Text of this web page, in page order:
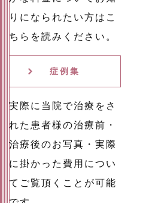
りになられたい方はこ
ちらを読みください。
症例集
実際に当院で治療をさ
れた患者様の治療前・
治療後のお写真・実際
に掛かった費用につい
てご覧頂くことが可能